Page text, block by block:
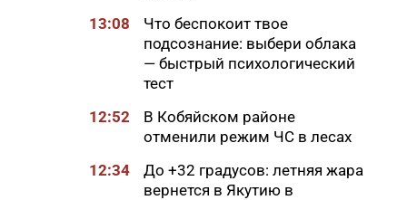
13:08
Что беспокоит твое
подсознание: выбери облака
— быстрый психологический
тест
12:52
В Кобяйском районе
отменили режим ЧС в лесах
12:34
До +32 градусов: летняя жара
вернется в Якутию в